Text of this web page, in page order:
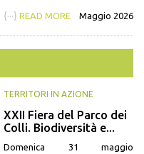
{···} READ MORE Maggio 2026
TERRITORI IN AZIONE
XXII Fiera del Parco dei
Colli. Biodiversità e...
Domenica 31 maggio